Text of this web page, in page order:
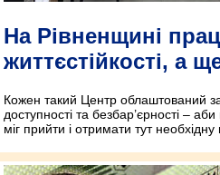
На Рівненщині
життєстійкості, а
Кожен такий Центр облаштований
доступності та безбар’єрності –
міг прийти і отримати тут необхідну